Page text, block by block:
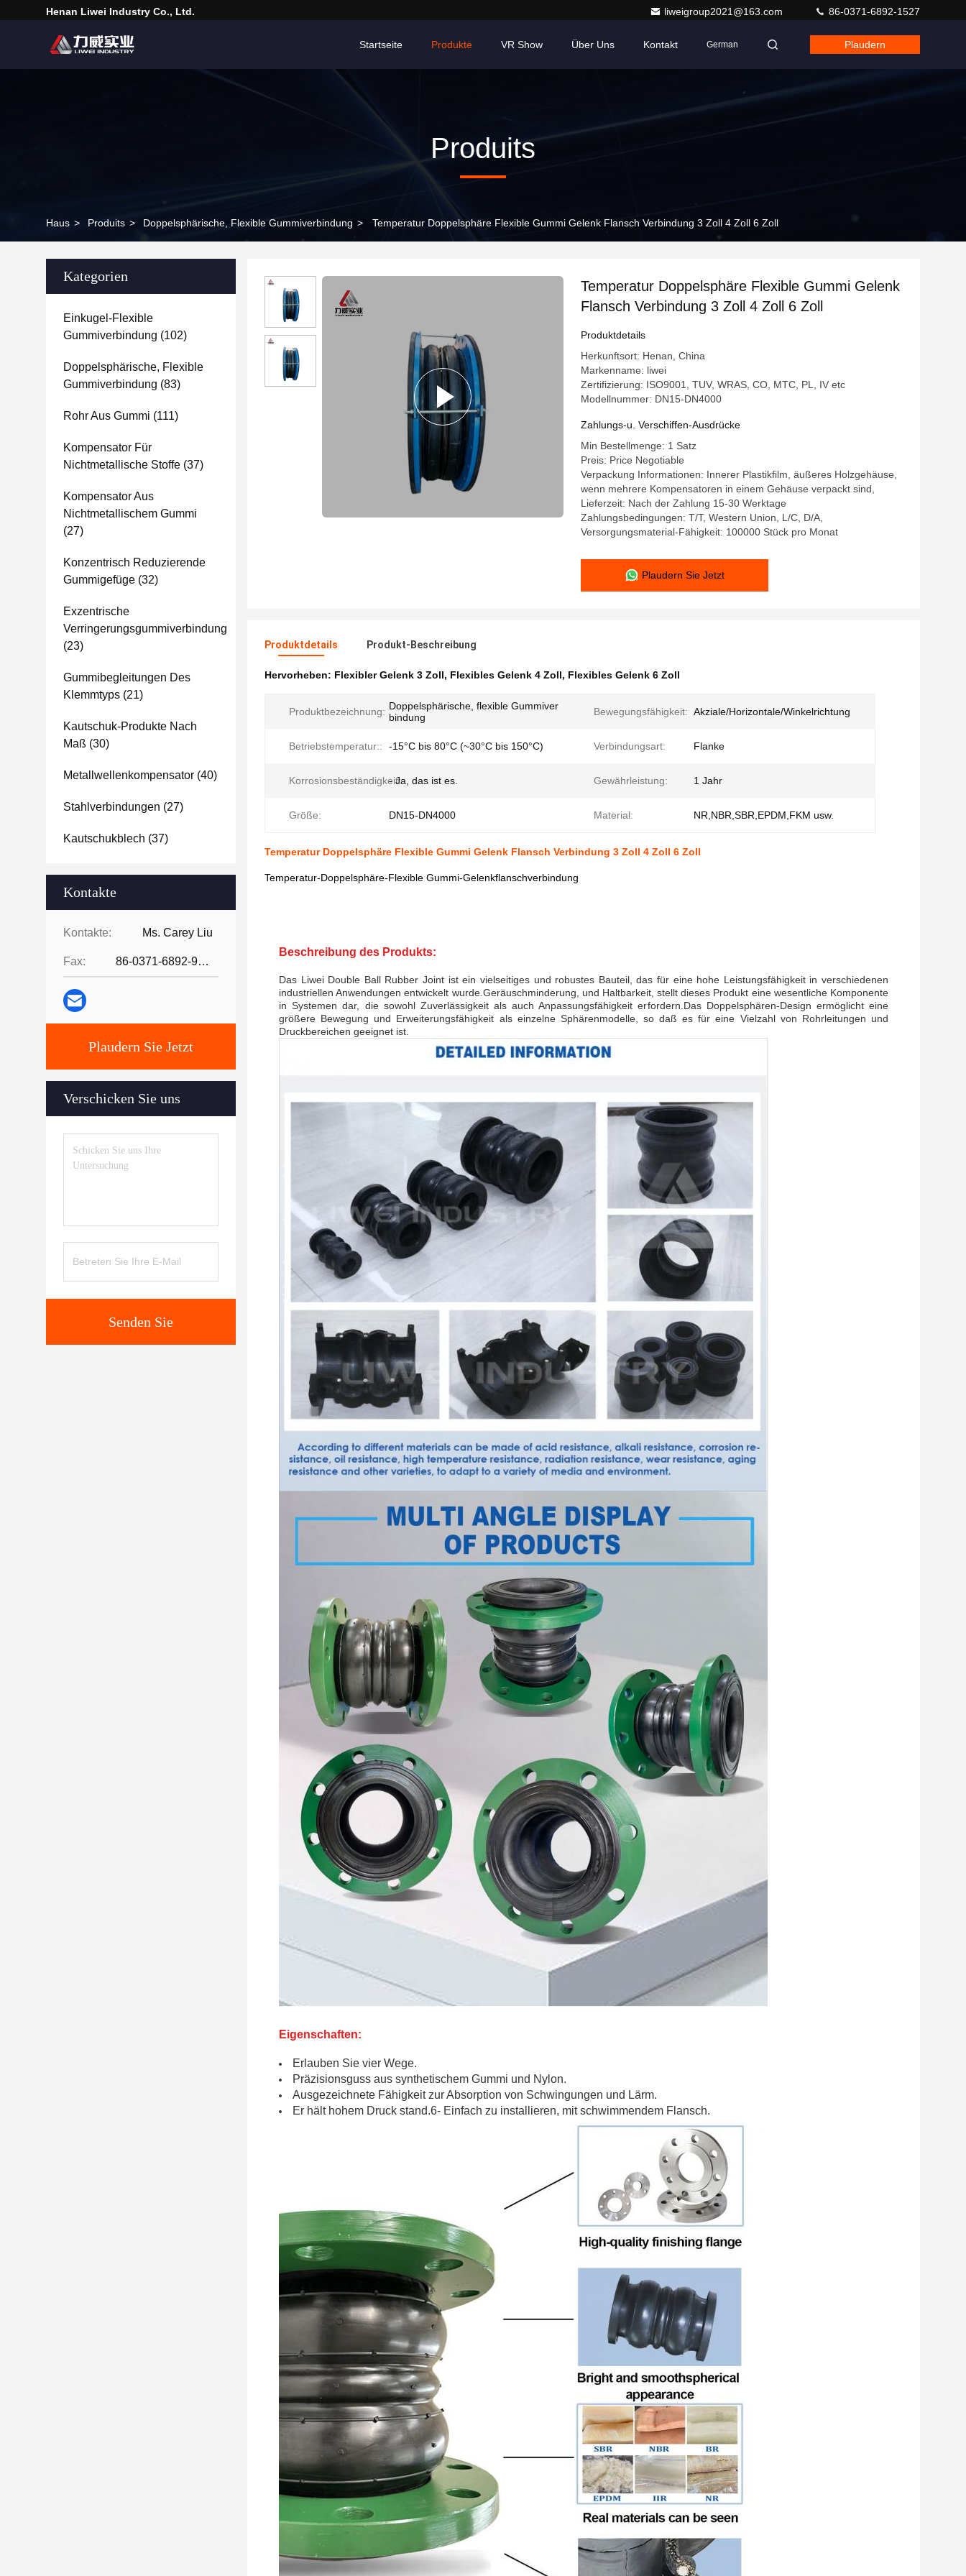
Henan Liwei Industry Co., Ltd. liweigroup2021@163.com 86-0371-6892-1527
Startseite Produkte VR Show Über Uns Kontakt German Plaudern
Produits
Haus > Produits > Doppelsphärische, Flexible Gummiverbindung > Temperatur Doppelsphäre Flexible Gummi Gelenk Flansch Verbindung 3 Zoll 4 Zoll 6 Zoll
Kategorien
Einkugel-Flexible
Gummiverbindung (102)
Doppelsphärische, Flexible
Gummiverbindung (83)
Rohr Aus Gummi (111)
Kompensator Für
Nichtmetallische Stoffe (37)
Kompensator Aus
Nichtmetallischem Gummi
(27)
Konzentrisch Reduzierende
Gummigefüge (32)
Exzentrische
Verringerungsgummiverbindung
(23)
Gummibegleitungen Des
Klemmtyps (21)
Kautschuk-Produkte Nach
Maß (30)
Metallwellenkompensator (40)
Stahlverbindungen (27)
Kautschukblech (37)
Kontakte
Kontakte: Ms. Carey Liu
Fax: 86-0371-6892-9024
Plaudern Sie Jetzt
Verschicken Sie uns
Senden Sie
Temperatur Doppelsphäre Flexible Gummi Gelenk
Flansch Verbindung 3 Zoll 4 Zoll 6 Zoll
Produktdetails
Herkunftsort: Henan, China
Markenname: liwei
Zertifizierung: ISO9001, TUV, WRAS, CO, MTC, PL, IV etc
Modellnummer: DN15-DN4000
Zahlungs-u. Verschiffen-Ausdrücke
Min Bestellmenge: 1 Satz
Preis: Price Negotiable
Verpackung Informationen: Innerer Plastikfilm, äußeres Holzgehäuse,
wenn mehrere Kompensatoren in einem Gehäuse verpackt sind,
Lieferzeit: Nach der Zahlung 15-30 Werktage
Zahlungsbedingungen: T/T, Western Union, L/C, D/A,
Versorgungsmaterial-Fähigkeit: 100000 Stück pro Monat
Plaudern Sie Jetzt
Produktdetails Produkt-Beschreibung
Hervorheben: Flexibler Gelenk 3 Zoll, Flexibles Gelenk 4 Zoll, Flexibles Gelenk 6 Zoll
Produktbezeichnung: Doppelsphärische, flexible Gummiver
bindung
Bewegungsfähigkeit: Akziale/Horizontale/Winkelrichtung
Betriebstemperatur:: -15°C bis 80°C (~30°C bis 150°C) Verbindungsart: Flanke
Korrosionsbeständigkeit:- Ja, das ist es. Gewährleistung: 1 Jahr
Größe: DN15-DN4000 Material: NR,NBR,SBR,EPDM,FKM usw.
Temperatur Doppelsphäre Flexible Gummi Gelenk Flansch Verbindung 3 Zoll 4 Zoll 6 Zoll
Temperatur-Doppelsphäre-Flexible Gummi-Gelenkflanschverbindung
Beschreibung des Produkts:
Das Liwei Double Ball Rubber Joint ist ein vielseitiges und robustes Bauteil, das für eine hohe Leistungsfähigkeit in verschiedenen
industriellen Anwendungen entwickelt wurde.Geräuschminderung, und Haltbarkeit, stellt dieses Produkt eine wesentliche Komponente
in Systemen dar, die sowohl Zuverlässigkeit als auch Anpassungsfähigkeit erfordern.Das Doppelsphären-Design ermöglicht eine
größere Bewegung und Erweiterungsfähigkeit als einzelne Sphärenmodelle, so daß es für eine Vielzahl von Rohrleitungen und
Druckbereichen geeignet ist.
Eigenschaften:
Erlauben Sie vier Wege.
Präzisionsguss aus synthetischem Gummi und Nylon.
Ausgezeichnete Fähigkeit zur Absorption von Schwingungen und Lärm.
Er hält hohem Druck stand.6- Einfach zu installieren, mit schwimmendem Flansch.